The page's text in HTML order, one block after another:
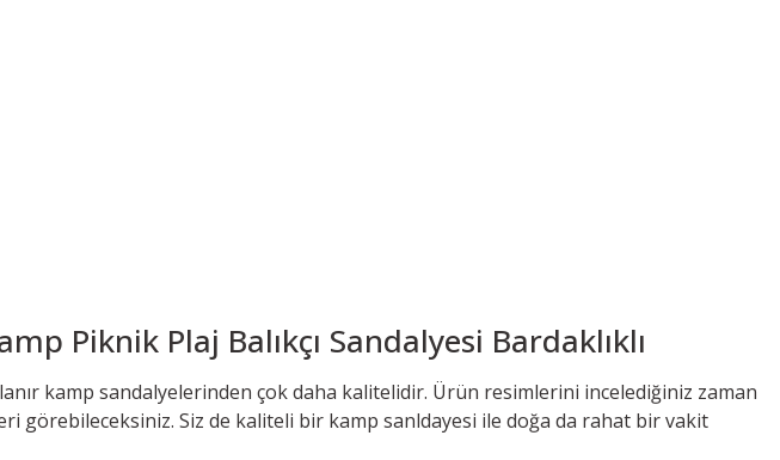
Piknik Plaj Balıkçı Sandalyesi Bardaklıklı
kamp sandalyelerinden çok daha kalitelidir. Ürün resimlerini incelediğiniz zaman
görebileceksiniz. Siz de kaliteli bir kamp sanldayesi ile doğa da rahat bir vakit